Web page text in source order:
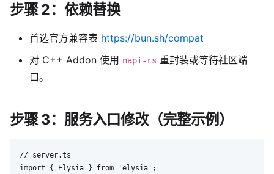
步骤 2：依赖替换
首选官方兼容表 https://bun.sh/compat
对 C++ Addon 使用 napi-rs 重封装或等待社区端
口。
步骤 3：服务入口修改（完整示例）
// server.ts
import { Elysia } from 'elysia';